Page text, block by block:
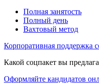
Полная занятость
Полный день
Вахтовый метод
Корпоративная поддержка
Какой соцпакет вы
Оформляйте кандидатов